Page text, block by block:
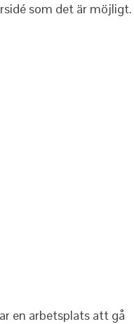
som det är möjligt.
en arbetsplats att gå